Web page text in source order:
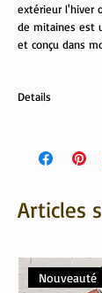
extérieur l'hiver
de mitaines est
et conçu dans
Details
Articles
Nouveauté